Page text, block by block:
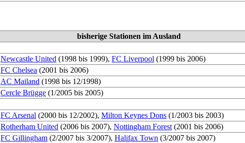
bisherige Stationen im Ausland
Newcastle United (1998 bis 1999), FC Liverpool (1999 bis 2006)
FC Chelsea (2001 bis 2006)
AC Mailand (1998 bis 12/1998)
Cercle Brügge (1/2005 bis 2005)
FC Arsenal (2000 bis 12/2002), Milton Keynes Dons (1/2003 bis 2003)
Rotherham United (2006 bis 2007), Nottingham Forest(2001 bis 2006)
FC Gillingham (2/2007 bis 3/2007), Halifax Town (3/2007 bis 2007)